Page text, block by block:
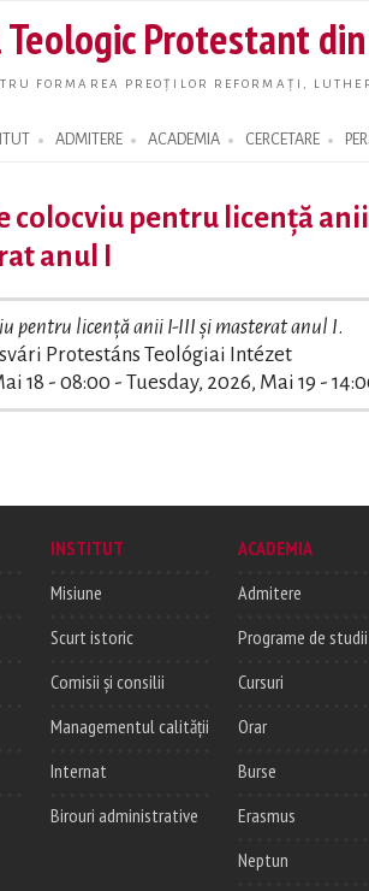
main
Protestant
FORMAREA PREOȚILOR REFORMAȚI,
ADMITERE ACADEMIA CERCETARE
colocviu pentru licență
anul I
pentru licență anii I-III și masterat anul I.
Protestáns Teológiai Intézet
18 - 08:00 - Tuesday, 2026, Mai 19 -
INSTITUT
Misiune
Scurt istoric
Comisii și consilii
Managementul calității
Internat
Birouri administrative
ACADEMIA
Admitere
Programe de studii
Cursuri
Orar
Burse
Erasmus
Neptun